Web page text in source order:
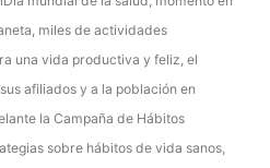
miles de actividades
una vida productiva y feliz, el
afiliados y a la población en
la Campaña de Hábitos
sobre hábitos de vida sanos,